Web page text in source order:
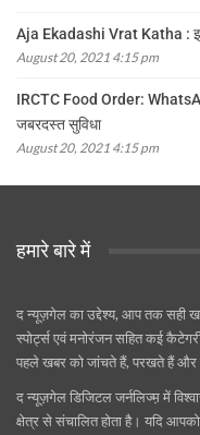
Aja Ekadashi Vrat Katha :
August 20, 2021 4:15 pm
IRCTC Food Order:
जबरदस्त सुविधा
August 20, 2021 4:15 pm
हमारे बारे में
द न्यूज़गेल का उद्देश्य, आप तक सही
स्पोर्ट्स एवं मनोरंजन सहित कई
पहले खबर को जांचते हैं, परखते हैं
द न्यूज़गेल डिजिटल जर्नलिज्म़ में
क्षेत्र से संचालित होता है। यदि